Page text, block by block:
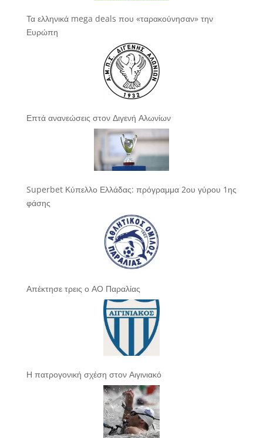
Τα ελληνικά mega deals που «ταρακούνησαν» την
Ευρώπη
Επτά ανανεώσεις στον Διγενή Αλωνίων
Superbet Κύπελλο Ελλάδας: πρόγραμμα 2ου γύρου 1ης
φάσης
Απέκτησε τρεις ο ΑΟ Παραλίας
Η πατρογονική σχέση στον Αιγινιακό